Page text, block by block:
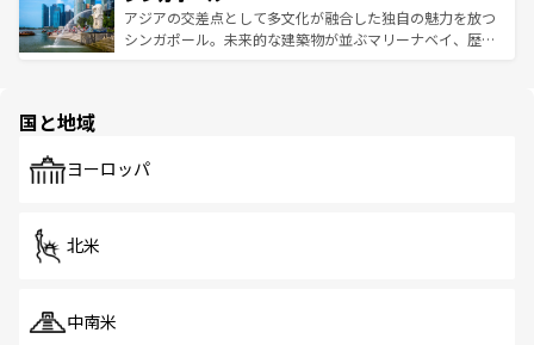
が待っている。親しみやすいタイの人々、仏教を中心とし
た文化、そして多様な観光資源が、訪れる旅人を魅了し続
ており、効率よく見どころを回れるのも魅力。息をのむよ
うな絶景から文化的な体験まで、香港を存分に楽しみ尽く
アジアの交差点として多文化が融合した独自の魅力を放つ
シンガポール。未来的な建築物が並ぶマリーナベイ、歴史
で、ホーカーズは地元の風情を楽しめる外せないスポット
国と地域
ヨーロッパ
北米
中南米